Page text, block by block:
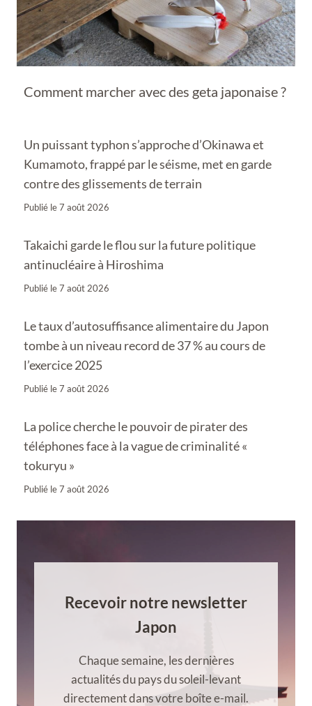
Comment marcher avec des geta japonaise ?
Un puissant typhon s’approche d’Okinawa et
Kumamoto, frappé par le séisme, met en garde
contre des glissements de terrain
Publié le7 août 2026
Takaichi garde le flou sur la future politique
antinucléaire à Hiroshima
Publié le7 août 2026
Le taux d’autosuffisance alimentaire du Japon
tombe à un niveau record de 37 % au cours de
l’exercice 2025
Publié le7 août 2026
La police cherche le pouvoir de pirater des
téléphones face à la vague de criminalité «
tokuryu »
Publié le7 août 2026
Recevoir notre newsletter
Japon
Chaque semaine, les dernières
actualités du pays du soleil-levant
directement dans votre boîte e-mail.